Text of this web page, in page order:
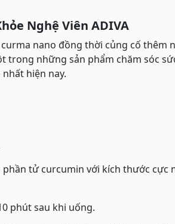
Nghệ Viên ADIVA
nano đồng thời củng cố thêm
trong những sản phẩm chăm sóc
hiện nay.
tử curcumin với kích thước cực
phút sau khi uống.